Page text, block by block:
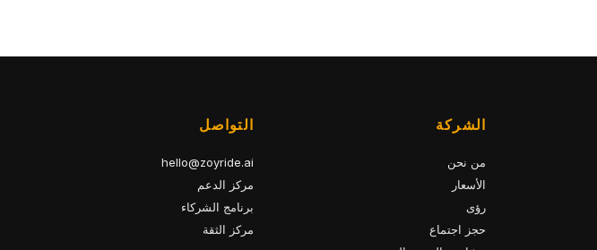
الشركة
من نحن
الأسعار
رؤى
حجز اجتماع
التواصل
hello@zoyride.ai
مركز الدعم
برنامج الشركاء
مركز الثقة